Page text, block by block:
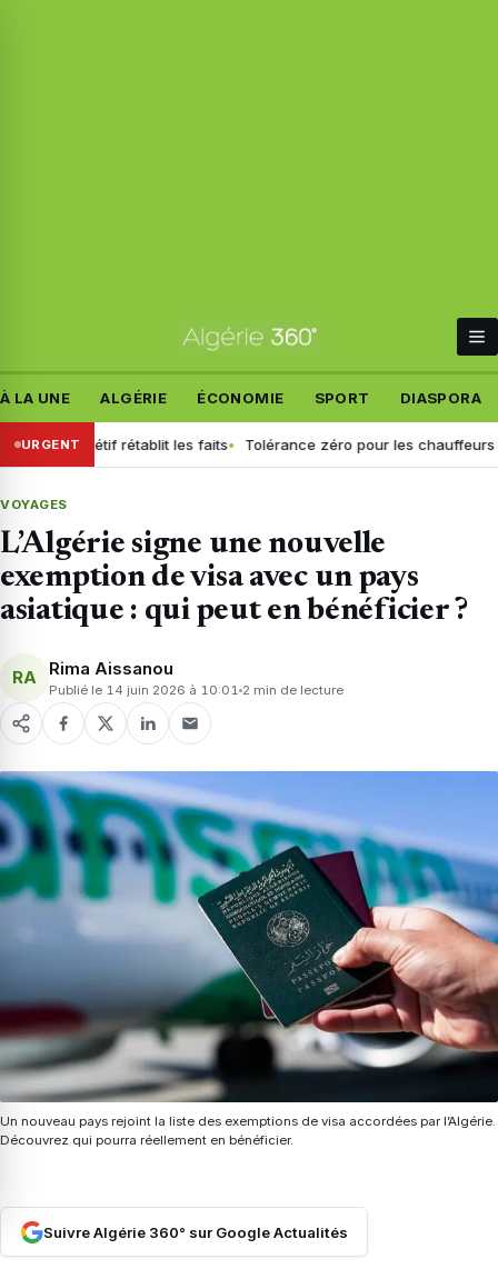
À LA UNE ALGÉRIE ÉCONOMIE SPORT DIASPORA
URGENT
de Sétif rétablit les faits Tolérance zéro pour les chauffeurs : la GN
VOYAGES
L’Algérie signe une nouvelle
exemption de visa avec un pays
asiatique : qui peut en bénéficier ?
RA Rima Aissanou
Publié le 14 juin 2026 à 10:01 2 min de lecture
Un nouveau pays rejoint la liste des exemptions de visa accordées par l’Algérie.
Découvrez qui pourra réellement en bénéficier.
Suivre Algérie 360° sur Google Actualités